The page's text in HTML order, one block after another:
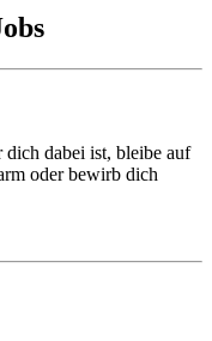
dich dabei ist, bleibe auf
oder bewirb dich